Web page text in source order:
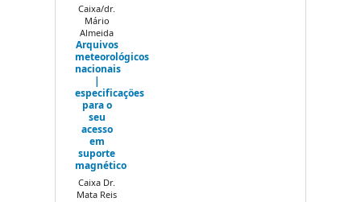
Caixa/dr.
Mário
Almeida
Arquivos
meteorológicos
nacionais
|
especificaçöes
para o
seu
acesso
em
suporte
magnético
Caixa Dr.
Mata Reis